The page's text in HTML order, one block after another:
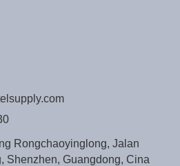
Rongchaoyinglong, Jalan
Shenzhen, Guangdong, Cina